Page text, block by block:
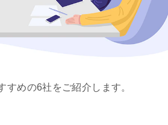
めの6社をご紹介します。